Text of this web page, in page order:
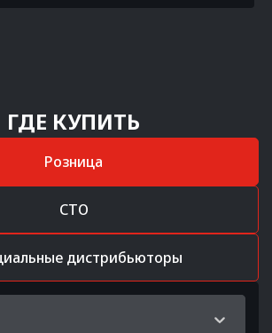
ГДЕ КУПИТЬ
Розница
СТО
дистрибьюторы